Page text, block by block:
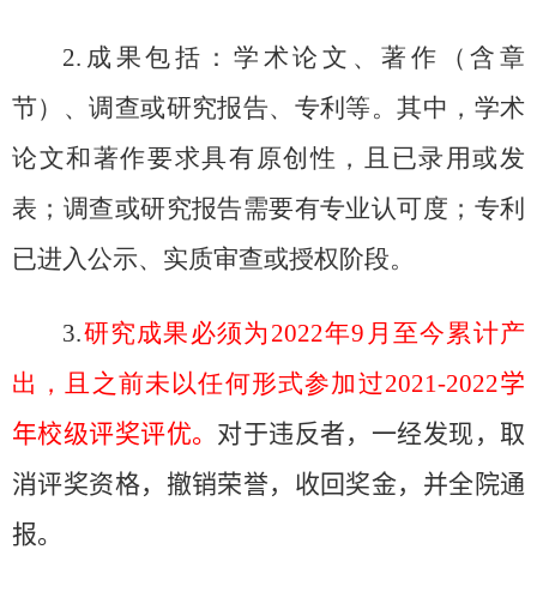
2. 成果包括：学术论文、著作（含章
节）、调查或研究报告、专利等。其中，学术
论文和著作要求具有原创性，且已录用或发
表；调查或研究报告需要有专业认可度；专利
已进入公示、实质审查或授权阶段。
3.研究成果必须为 2022年9 月至今累计产
出，且之前未以任何形式参加过2021-2022学
年校级评奖评优。 对于违反者，一经发现，取
消评奖资格，撤销荣誉，收回奖金，并全院通
报。